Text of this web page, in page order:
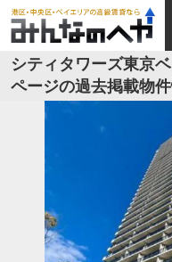
シティタワーズ東京
ページの過去掲載物